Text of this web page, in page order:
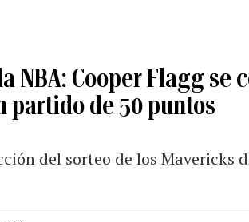
NBA: Cooper Flagg se
partido de 50 puntos
del sorteo de los Mavericks